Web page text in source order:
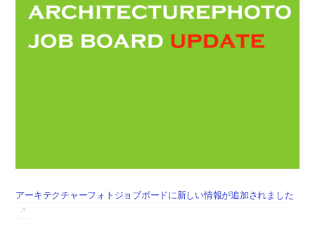
アーキテクチャーフォトジョブボードに新しい情報が追加されました